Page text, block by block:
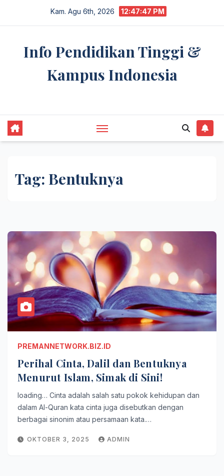
Kam. Agu 6th, 2026 12:47:47 PM
Info Pendidikan Tinggi &
Kampus Indonesia
Tag: Bentuknya
PREMANNETWORK.BIZ.ID
Perihal Cinta, Dalil dan Bentuknya
Menurut Islam, Simak di Sini!
loading… Cinta adalah salah satu pokok kehidupan dan
dalam Al-Quran kata cinta juga disebutkan dengan
berbagai sinonim atau persamaan kata.…
OKTOBER 3, 2025 ADMIN